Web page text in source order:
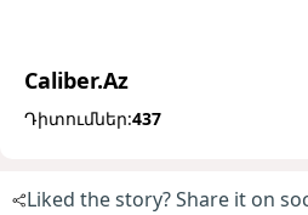
Caliber.Az
Դիտումներ:437
Liked the story? Share it on